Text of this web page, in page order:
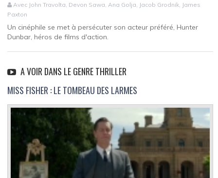
Avec John Travolta, Devon Sawa, Ana Golja, Jacob Grodnik, James
Paxton
Un cinéphile se met à persécuter son acteur préféré, Hunter
Dunbar, héros de films d'action.
A VOIR DANS LE GENRE THRILLER
MISS FISHER : LE TOMBEAU DES LARMES